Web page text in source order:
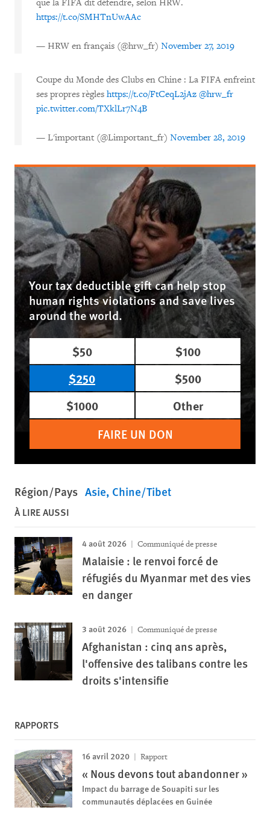
que la FIFA dit défendre, selon HRW.
https://t.co/SMHTnUwAAc
— HRW en français (@hrw_fr) November 27, 2019
Coupe du Monde des Clubs en Chine : La FIFA enfreint
ses propres règles https://t.co/FtCeqL2jAz @hrw_fr
pic.twitter.com/TXklLr7N4B
— L'important (@Limportant_fr) November 28, 2019
Your tax deductible gift can help stop
human rights violations and save lives
around the world.
$50
$100
$250
$500
$1000
Other
FAIRE UN DON
Région/Pays Asie Chine/Tibet
À LIRE AUSSI
4 août 2026 Communiqué de presse
Malaisie : le renvoi forcé de
réfugiés du Myanmar met des vies
en danger
3 août 2026 Communiqué de presse
Afghanistan : cinq ans après,
l'offensive des talibans contre les
droits s'intensifie
RAPPORTS
16 avril 2020 Rapport
« Nous devons tout abandonner »
Impact du barrage de Souapiti sur les
communautés déplacées en Guinée